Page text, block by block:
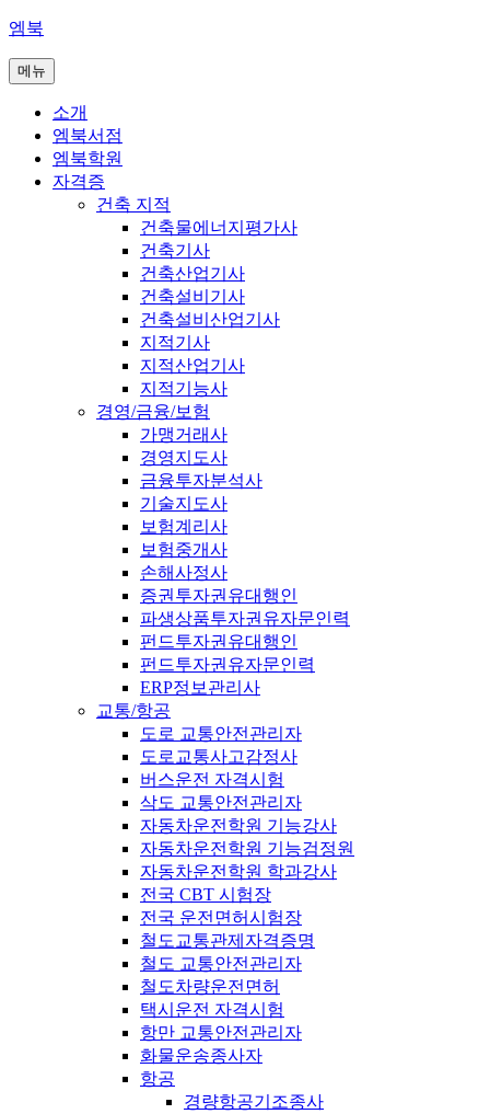
콘
츠
엠북
메뉴
소개
엠북서점
엠북학원
자격증
건축 지적
건축물에너지평가사
건축기사
건축산업기사
건축설비기사
건축설비산업기사
지적기사
지적산업기사
지적기능사
경영/금융/보험
가맹거래사
경영지도사
금융투자분석사
기술지도사
보험계리사
보험중개사
손해사정사
증권투자권유대행인
파생상품투자권유자문인력
펀드투자권유대행인
펀드투자권유자문인력
ERP정보관리사
교통/항공
도로 교통안전관리자
도로교통사고감정사
버스운전 자격시험
삭도 교통안전관리자
자동차운전학원 기능강사
자동차운전학원 기능검정원
자동차운전학원 학과강사
전국 CBT 시험장
전국 운전면허시험장
철도교통관제자격증명
철도 교통안전관리자
철도차량운전면허
택시운전 자격시험
항만 교통안전관리자
화물운송종사자
항공
경량항공기조종사